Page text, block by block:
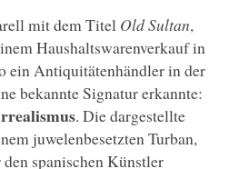
mit dem Titel Old Sultan,
Haushaltswarenverkauf in
ein Antiquitätenhändler in der
bekannte Signatur erkannte:
. Die dargestellte
juwelenbesetzten Turban,
spanischen Künstler